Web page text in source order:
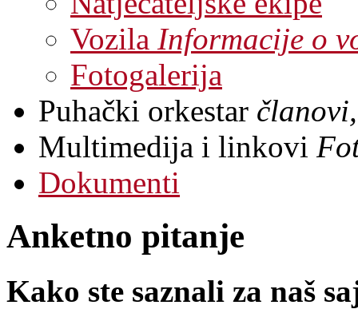
Vozila Informacije o
Fotogalerija
Puhački orkestar
Multimedija i linkovi
Dokumenti
Anketno pitanje
Kako ste saznali za naš